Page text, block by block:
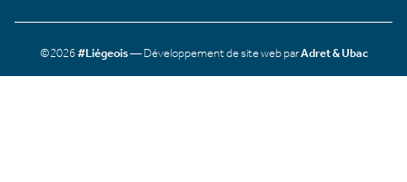
©2026#Liégeois— Développement de site web parAdret & Ubac